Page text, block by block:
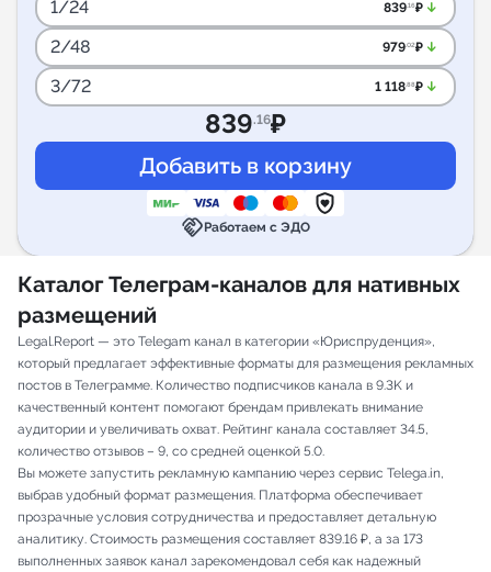
1/24 839.16₽ arrow_downward_alt
2/48 979.02₽ arrow_downward_alt
3/72 1 118.88₽ arrow_downward_alt
839.16₽
handshakeРаботаем с ЭДО
Каталог Телеграм-каналов для нативных
размещений
Legal.Report — это Telegam канал в категории «Юриспруденция»,
который предлагает эффективные форматы для размещения рекламных
постов в Телеграмме. Количество подписчиков канала в 9.3K и
качественный контент помогают брендам привлекать внимание
аудитории и увеличивать охват. Рейтинг канала составляет 34.5,
количество отзывов – 9, со средней оценкой 5.0.
Вы можете запустить рекламную кампанию через сервис Telega.in,
выбрав удобный формат размещения. Платформа обеспечивает
прозрачные условия сотрудничества и предоставляет детальную
аналитику. Стоимость размещения составляет 839.16 ₽, а за 173
выполненных заявок канал зарекомендовал себя как надежный